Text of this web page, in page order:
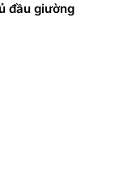
đầu giường